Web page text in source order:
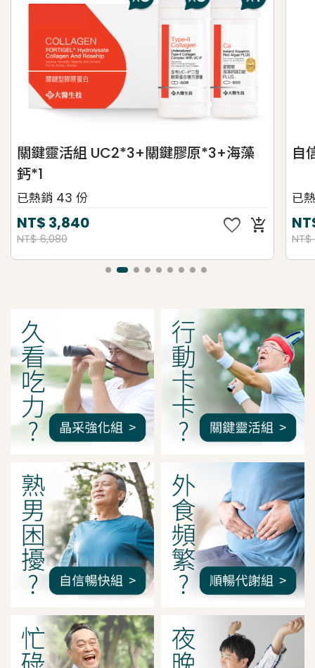
關鍵靈活組 UC2*3+關鍵膠原*3+海藻
鈣*1
已熱銷 43 份
NT$ 3,840
NT$ 6,080
favorite add_shopping_cart
自
已
我是間距調整